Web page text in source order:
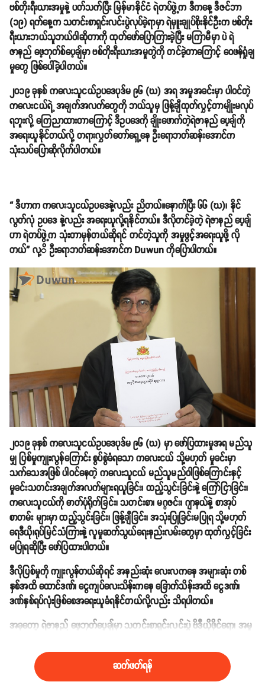
ဗစ်တိုးရီးယားအမှုနဲ့ ပတ်သက်ပြီး မြန်မာနိုင်ငံ ရဲတပ်ဖွဲ့က ဒီကနေ့ ဒီဇင်ဘာ
(၁၉) ရက်နေ့က သတင်းစာရှင်းလင်းပွဲလုပ်ခဲ့ရာမှာ ရဲမှူးချုပ်စိုးနိုင်ဦးက ဗစ်တိုး
ရီးယားဘယ်သူဘယ်ဝါဆိုတာကို ထုတ်ဖော်ပြောကြားခဲ့ပြီး မကြာမီမှာ ပဲ ရဲ
ဇာနည် ဖေ့ဘုတ်စ်ပေ့ချ်မှာ ဗစ်တိုးရီးယားအမှုတွဲကို တင်ခဲ့တာကြောင့် ဝေဖန်ရှုံချ
မှုတွေ ဖြစ်ပေါ်ခဲ့ပါတယ်။
၂၀၁၉ ခုနှစ် ကလေးသူငယ်ဥပဒေပုဒ်မ ၉၆ (ဃ) အရ အမှုအခင်းမှာ ပါဝင်တဲ့
ကလေးငယ်ရဲ့ အချက်အလက်တွေကို ဘယ်သူမှ ဖြန့်ချီထုတ်လွှင့်တာမျိုးမလုပ်
ရဘူးလို့ ကြေညာထားတာကြောင့် ဒီဥပဒေကို ချိုးဖောက်တဲ့ရဲဇာနည် ပေ့ချ်ကို
အရေးယူနိုင်တယ်လို့ တရားလွှတ်တော်ရှေ့နေ ဦးရောဘတ်ဆန်းအောင်က
သုံးသပ်ပြောဆိုလိုက်ပါတယ်။
“ ဒီဟာက ကလေးသူငယ်ဥပဒေနဲ့လည်း ညိတယ်။နောက်ပြီး ၆၆ (ဃ)၊ နိုင်
လွတ်လုံ ဥပဒေ နဲ့လည်း အရေးယူလို့ရနိုင်တယ်။ ဒီလိုတင်ခဲ့တဲ့ ရဲဇာနည် ပေ့ချ်
ဟာ ရဲတပ်ဖွဲ့က သုံးတာမှန်တယ်ဆိုရင် တင်တဲ့သူကို အမှုဖွင့်အရေးယူဖို့ လို
တယ်” လု့ိ ဦးရောဘတ်ဆန်းအောင်က Duwun ကိုပြောပါတယ်။
၂၀၁၉ ခုနှစ် ကလေးသူငယ်ဥပဒေပုဒ်မ ၉၆ (ဃ) မှာ ဖော်ပြထားမှုအရ မည်သူ
မျှ ပြစ်မှုကျုးလွန်ကြောင်း စွပ်စွဲခံရသော ကလေးငယ် သို့မဟုတ် မှုခင်းမှာ
သက်သေအဖြစ် ပါဝင်နေတဲ့ ကလေးသူငယ် မည်သူမည်ဝါဖြစ်ကြောင်းနှင့်
မှုခင်းသတင်းအချက်အလက်များရယူခြင်း၊ ထည့်သွင်းခြင်းနဲ့ ကြော်ငြာခြင်း၊
ကလေးသူငယ်ကို ဓာတ်ပုံရိုက်ခြင်း၊ သတင်းစာ၊ မဂ္ဂဇင်း၊ ဂျာနယ်နဲ့ စာအုပ်
စာတမ်း များမှာ ထည့်သွင်းခြင်း၊ ဖြန့်ချီခြင်း၊ အသုံးပြုခြင်းမပြုရ သို့မဟုတ်
ရေဒီယို၊ရုပ်မြင်သံကြားနဲ့ လူမှုဆက်သွယ်ရေးနည်းလမ်းတွေမှာ ထုတ်လွှင့်ခြင်း
မပြုရဆိုပြီး ဖော်ပြထားပါတယ်။
ဒီလိုပြစ်မှုကို ကျုးလွန်တယ်ဆိုရင် အနည်းဆုံး လေးလကနေ အများဆုံး တစ်
နှစ်အထိ ထောင်ဒဏ်၊ ငွေကျပ်လေးသိန်းကနေ ခြောက်သိန်းအထိ ငွေဒဏ်၊
ဒဏ်နှစ်ရပ်လုံးဖြစ်စေအရေးယူခံရနိုင်တယ်လို့လည်း သိရပါတယ်။
အခုတော့ ရဲဇာနည် ဖေ့ဘုတ်ပေ့ချ်မှာ သတင်းစာရှင်းလင်းပွဲ ဗိဒီယိုဖိုင်ရော၊ အမှု
ဆက်ဖတ်ရန်